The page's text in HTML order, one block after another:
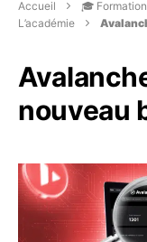
Accueil
🎓
L’académie
nouveau